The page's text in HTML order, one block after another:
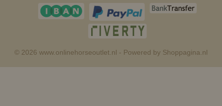
© 2026 www.onlinehorseoutlet.nl - Powered by Shoppagina.nl